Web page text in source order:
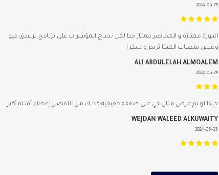
2024-
ممتازة و المحاضر ممتاز جدا لكن نحتاج المؤشرات على برنامج تريندق فيو
منصات الميتا تريدر و شكرا
ALI ABDULELAH
2024-
لو تم عرض مثال حي على صفقة حقيقية كذلك من الأفضل إعطاء أمثلة أكثر
WEJDAN WALEED
2024-